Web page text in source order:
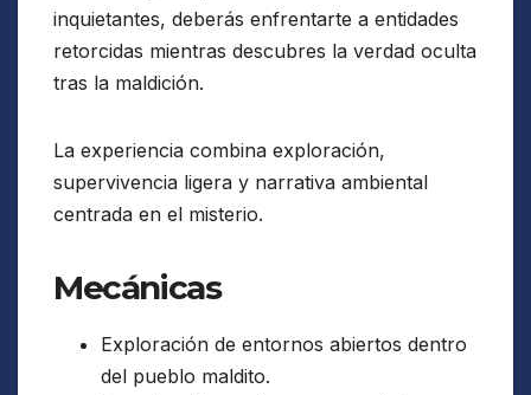
inquietantes, deberás enfrentarte a entidades
retorcidas mientras descubres la verdad oculta
tras la maldición.
La experiencia combina exploración,
supervivencia ligera y narrativa ambiental
centrada en el misterio.
Mecánicas
Exploración de entornos abiertos dentro
del pueblo maldito.